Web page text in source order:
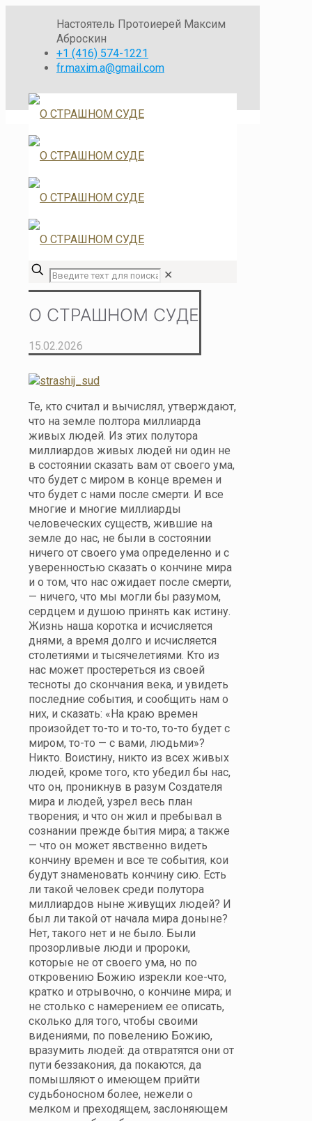
Настоятель Протоиерей Максим
Аброскин
+1 (416) 574-1221
fr.maxim.a@gmail.com
✕
О СТРАШНОМ СУДЕ
15.02.2026
Те, кто считал и вычислял, утверждают,
что на земле полтора миллиарда
живых людей. Из этих полутора
миллиардов живых людей ни один не
в состоянии сказать вам от своего ума,
что будет с миром в конце времен и
что будет с нами после смерти. И все
многие и многие миллиарды
человеческих существ, жившие на
земле до нас, не были в состоянии
ничего от своего ума определенно и с
уверенностью сказать о кончине мира
и о том, что нас ожидает после смерти,
— ничего, что мы могли бы разумом,
сердцем и душою принять как истину.
Жизнь наша коротка и исчисляется
днями, а время долго и исчисляется
столетиями и тысячелетиями. Кто из
нас может простереться из своей
тесноты до скончания века, и увидеть
последние события, и сообщить нам о
них, и сказать: «На краю времен
произойдет то-то и то-то, то-то будет с
миром, то-то — с вами, людьми»?
Никто. Воистину, никто из всех живых
людей, кроме того, кто убедил бы нас,
что он, проникнув в разум Создателя
мира и людей, узрел весь план
творения; и что он жил и пребывал в
сознании прежде бытия мира; а также
— что он может явственно видеть
кончину времен и все те события, кои
будут знаменовать кончину сию. Есть
ли такой человек среди полутора
миллиардов ныне живущих людей? И
был ли такой от начала мира доныне?
Нет, такого нет и не было. Были
прозорливые люди и пророки,
которые не от своего ума, но по
откровению Божию изрекли кое-что,
кратко и отрывочно, о кончине мира; и
не столько с намерением ее описать,
сколько для того, чтобы своими
видениями, по повелению Божию,
вразумить людей: да отвратятся они от
пути беззакония, да покаются, да
помышляют о имеющем прийти
судьбоносном более, нежели о
мелком и преходящем, заслоняющем